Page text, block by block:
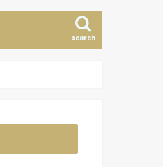
search